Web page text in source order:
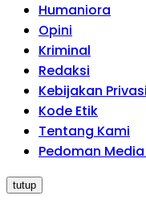
Humaniora
Opini
Kriminal
Redaksi
Kebijakan Privasi
Kode Etik
Tentang Kami
Pedoman
tutup